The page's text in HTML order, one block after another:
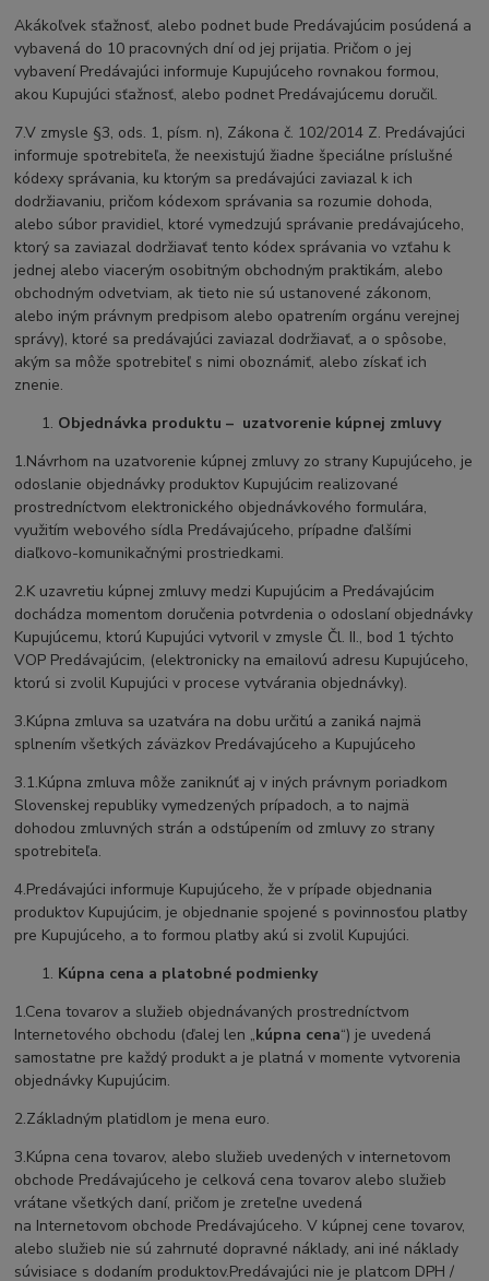
Akákoľvek sťažnosť, alebo podnet bude Predávajúcim posúdená a
vybavená do 10 pracovných dní od jej prijatia. Pričom o jej
vybavení Predávajúci informuje Kupujúceho rovnakou formou,
akou Kupujúci sťažnosť, alebo podnet Predávajúcemu doručil.
7.V zmysle §3, ods. 1, písm. n), Zákona č. 102/2014 Z. Predávajúci
informuje spotrebiteľa, že neexistujú žiadne špeciálne príslušné
kódexy správania, ku ktorým sa predávajúci zaviazal k ich
dodržiavaniu, pričom kódexom správania sa rozumie dohoda,
alebo súbor pravidiel, ktoré vymedzujú správanie predávajúceho,
ktorý sa zaviazal dodržiavať tento kódex správania vo vzťahu k
jednej alebo viacerým osobitným obchodným praktikám, alebo
obchodným odvetviam, ak tieto nie sú ustanovené zákonom,
alebo iným právnym predpisom alebo opatrením orgánu verejnej
správy), ktoré sa predávajúci zaviazal dodržiavať, a o spôsobe,
akým sa môže spotrebiteľ s nimi oboznámiť, alebo získať ich
znenie.
Objednávka produktu – uzatvorenie kúpnej zmluvy
1.Návrhom na uzatvorenie kúpnej zmluvy zo strany Kupujúceho, je
odoslanie objednávky produktov Kupujúcim realizované
prostredníctvom elektronického objednávkového formulára,
využitím webového sídla Predávajúceho, prípadne ďalšími
diaľkovo-komunikačnými prostriedkami.
2.K uzavretiu kúpnej zmluvy medzi Kupujúcim a Predávajúcim
dochádza momentom doručenia potvrdenia o odoslaní objednávky
Kupujúcemu, ktorú Kupujúci vytvoril v zmysle Čl. II., bod 1 týchto
VOP Predávajúcim, (elektronicky na emailovú adresu Kupujúceho,
ktorú si zvolil Kupujúci v procese vytvárania objednávky).
3.Kúpna zmluva sa uzatvára na dobu určitú a zaniká najmä
splnením všetkých záväzkov Predávajúceho a Kupujúceho
3.1.Kúpna zmluva môže zaniknúť aj v iných právnym poriadkom
Slovenskej republiky vymedzených prípadoch, a to najmä
dohodou zmluvných strán a odstúpením od zmluvy zo strany
spotrebiteľa.
4.Predávajúci informuje Kupujúceho, že v prípade objednania
produktov Kupujúcim, je objednanie spojené s povinnosťou platby
pre Kupujúceho, a to formou platby akú si zvolil Kupujúci.
Kúpna cena a platobné podmienky
1.Cena tovarov a služieb objednávaných prostredníctvom
Internetového obchodu (ďalej len „kúpna cena“) je uvedená
samostatne pre každý produkt a je platná v momente vytvorenia
objednávky Kupujúcim.
2.Základným platidlom je mena euro.
3.Kúpna cena tovarov, alebo služieb uvedených v internetovom
obchode Predávajúceho je celková cena tovarov alebo služieb
vrátane všetkých daní, pričom je zreteľne uvedená
na Internetovom obchode Predávajúceho. V kúpnej cene tovarov,
alebo služieb nie sú zahrnuté dopravné náklady, ani iné náklady
súvisiace s dodaním produktov.Predávajúci nie je platcom DPH /